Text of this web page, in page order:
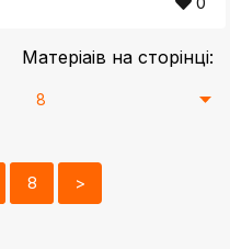
Матеріаів на сторінці:
8 >